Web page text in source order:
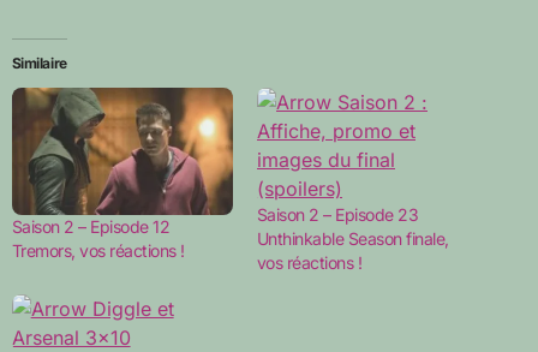
Similaire
Saison 2 – Episode 12
Tremors, vos réactions !
Saison 2 – Episode 23
Unthinkable Season finale,
vos réactions !